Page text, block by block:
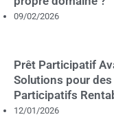
09/02/2026
Prêt Participatif
Solutions pour
Participatifs
12/01/2026